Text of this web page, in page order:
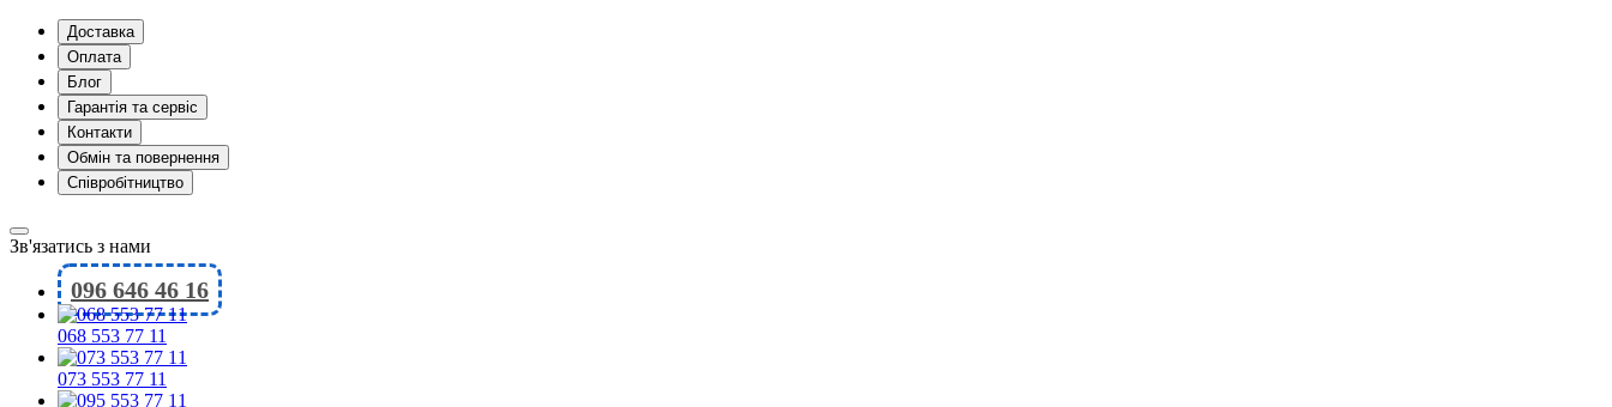
Доставка
Оплата
Блог
Гарантія та сервіс
Контакти
Обмін та повернення
Співробітництво
Зв'язатись з нами
096 646 46 16
068 553 77 11
073 553 77 11